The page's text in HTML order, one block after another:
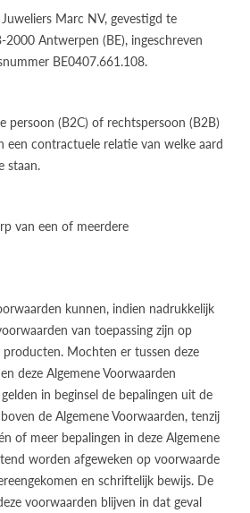
Juweliers Marc NV, gevestigd te
Antwerpen (BE), ingeschreven
BE0407.661.108.
persoon (B2C) of rechtspersoon (B2B)
een contractuele relatie van welke aard
staan.
van een of meerdere
kunnen, indien nadrukkelijk
van toepassing zijn op
Mochten er tussen deze
deze Algemene Voorwaarden
in beginsel de bepalingen uit de
de Algemene Voorwaarden, tenzij
of meer bepalingen in deze Algemene
worden afgeweken op voorwaarde
en schriftelijk bewijs. De
voorwaarden blijven in dat geval